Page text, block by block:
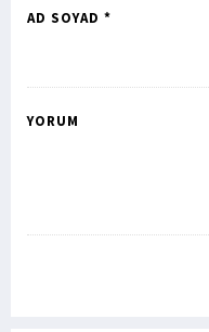
AD SOYAD *
YORUM